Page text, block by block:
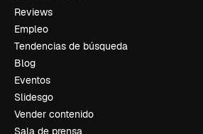
Reviews
Empleo
Tendencias de búsqueda
Blog
Eventos
Slidesgo
Vender contenido
Sala de prensa